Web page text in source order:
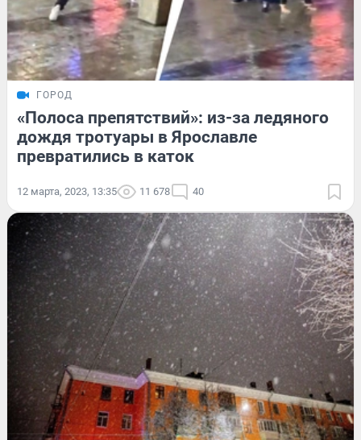
ГОРОД
«Полоса препятствий»: из-за ледяного
дождя тротуары в Ярославле
превратились в каток
12 марта, 2023, 13:35 11 678 40